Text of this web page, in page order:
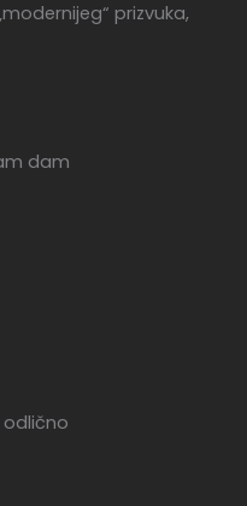
prizvuka,
dam
odlično